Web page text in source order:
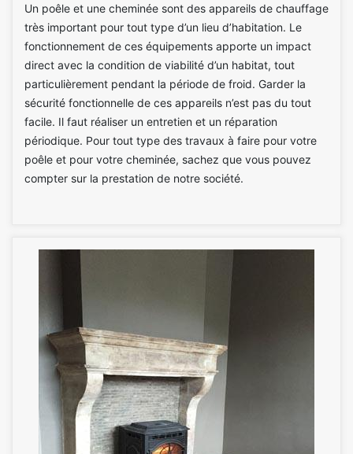
Un poêle et une cheminée sont des appareils de chauffage
très important pour tout type d’un lieu d’habitation. Le
fonctionnement de ces équipements apporte un impact
direct avec la condition de viabilité d’un habitat, tout
particulièrement pendant la période de froid. Garder la
sécurité fonctionnelle de ces appareils n’est pas du tout
facile. Il faut réaliser un entretien et un réparation
périodique. Pour tout type des travaux à faire pour votre
poêle et pour votre cheminée, sachez que vous pouvez
compter sur la prestation de notre société.